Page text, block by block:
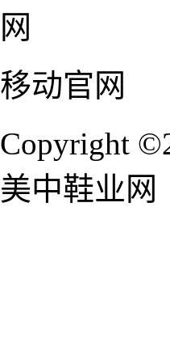
移动官网
Copyright
美中鞋业网